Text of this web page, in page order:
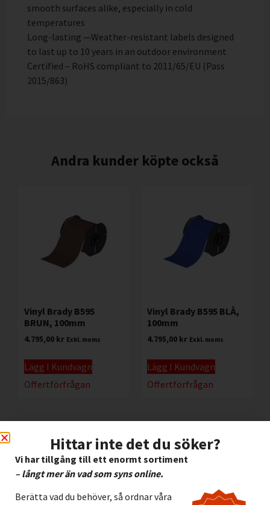
smooth surfaces alike, especially in cold
temperatures
Long-lasting —Weather-resistant labels designed
to last up to 10 years in an outdoor environment
Certified – RoHS compliant to 2011/65/EU (Pass
2015/863)
Andra kunder köpte också
Vinyl Brady B595
BRUN, 100mm
4.795,00 kr Exkl. moms
Lägg I Kundvagn
Offertförfrågan
Vinyl Brady B595 BLÅ,
100mm
4.795,00 kr Exkl. moms
Lägg I Kundvagn
Offertförfrågan
Hittar inte det du söker?
Vi har tillgång till ett enormt sortiment
– långt mer än vad som syns online.
Berätta vad du behöver, så ordnar våra